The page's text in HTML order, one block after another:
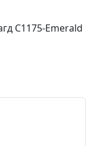
C1175-Emerald